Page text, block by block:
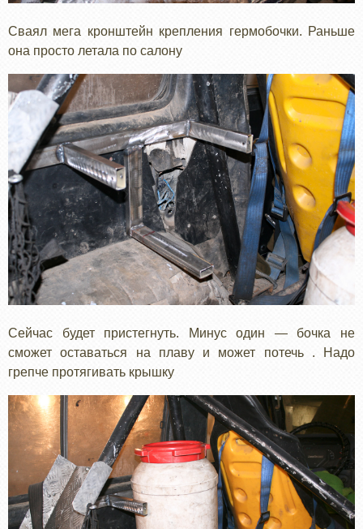
Сваял мега кронштейн крепления гермобочки. Раньше
она просто летала по салону
Сейчас будет пристегнуть. Минус один — бочка не
сможет оставаться на плаву и может потечь . Надо
грепче протягивать крышку